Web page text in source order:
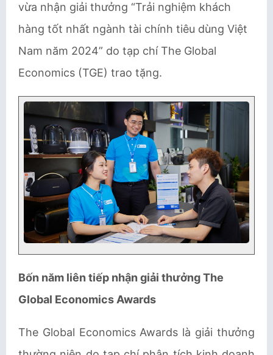
vừa nhận giải thưởng “Trải nghiệm khách
hàng tốt nhất ngành tài chính tiêu dùng Việt
Nam năm 2024” do tạp chí The Global
Economics (TGE) trao tặng.
Bốn năm liên tiếp nhận giải thưởng The
Global Economics Awards
The Global Economics Awards là giải thưởng